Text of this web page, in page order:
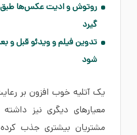
روتوش و ادیت عکس‌ها طبق
گیرد
تدوین فیلم و ویدئو قبل و
شود
یک آتلیه خوب افزون بر
معیارهای دیگری نیز
مشتریان بیشتری جذب